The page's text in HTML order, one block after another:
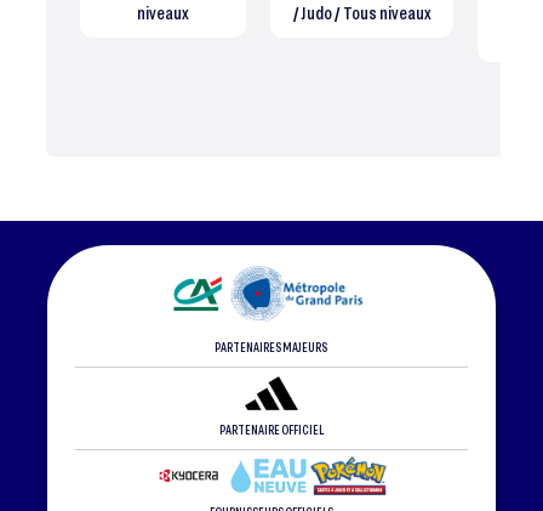
niveaux
/ Judo / Tous niveaux
PARTENAIRES MAJEURS
PARTENAIRE OFFICIEL